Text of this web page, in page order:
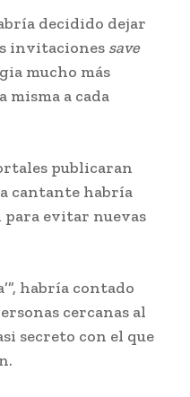
decidido dejar
invitaciones save
mucho más
a cada
publicaran
cantante habría
para evitar nuevas
habría contado
cercanas al
secreto con el que